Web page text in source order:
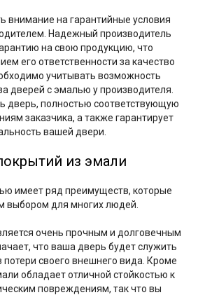
внимание на гарантийные условия
Надежный производитель
на свою продукцию, что
его ответственности за качество
учитывать возможность
дверей с эмалью у производителя.
дверь, полностью соответствующую
заказчика, а также гарантирует
вашей двери.
из эмали
имеет ряд преимуществ, которые
выбором для многих людей.
очень прочным и долговечным
что ваша дверь будет служить
потери своего внешнего вида. Кроме
обладает отличной стойкостью к
повреждениям, так что вы